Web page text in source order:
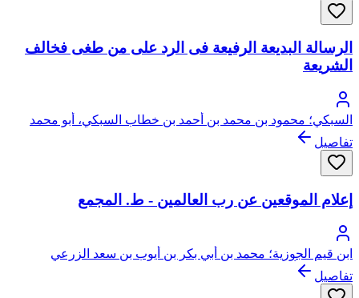
الرسالة البديعة الرفيعة فى الرد على من طغى فخالف
الشريعة
السبكي؛ محمود بن محمد بن أحمد بن خطاب السبكي، أبو محمد
تفاصيل
إعلام الموقعين عن رب العالمين - ط. المجمع
ابن قيم الجوزية؛ محمد بن أبي بكر بن أيوب بن سعد الزرعي
الدمشقي، أبو عبد الله، شمس الدين
تفاصيل